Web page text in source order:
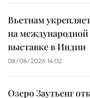
Вьетнам
на международной
выставке в Индии
08/08/2026 14:02
Озеро Заутьенг